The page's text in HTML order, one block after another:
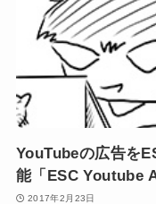
YouTubeの広告を
能「ESC Youtube
2017年2月23日